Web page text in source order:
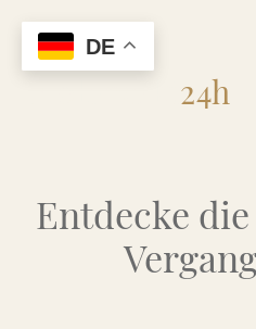
24h
Entdecke
DE